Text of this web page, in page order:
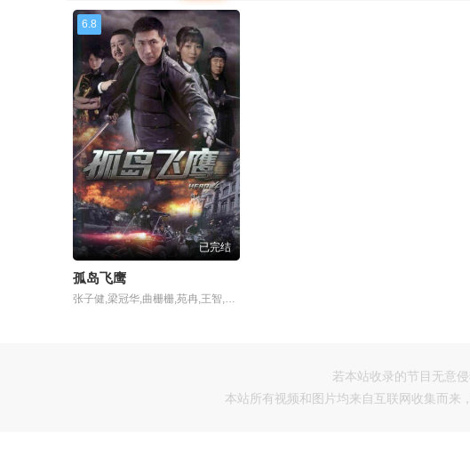
6.8
已完结
孤岛飞鹰
张子健,梁冠华,曲栅栅,苑冉,王智,刘亚津,严燕生,戴云霞,平田康之,铃木美妃
若本站收录的节目无意
本站所有视频和图片均来自互联网收集而来